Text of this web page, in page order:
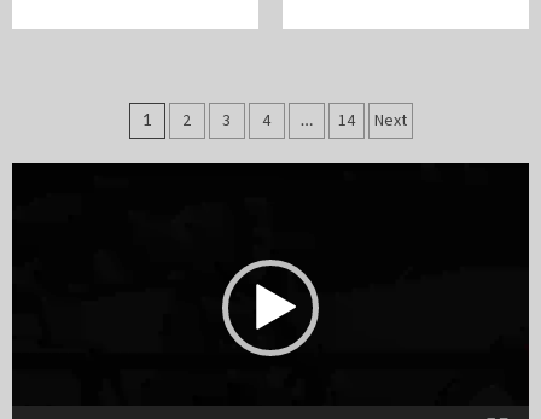
Posts
navigation
1 2 3 4 … 14 Next